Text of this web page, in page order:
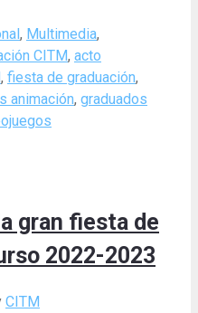
, Multimedia,
CITM, acto
, fiesta de graduación,
animación, graduados
gran fiesta de
2022-2023
CITM